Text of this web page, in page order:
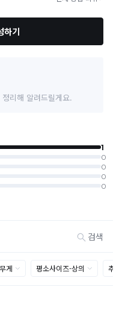
일 이내에만 가능합니다.(7일 이후는
사 반영이 되어 교환 및 반품이 불가
.
면 장여로 545(원부리 204-6번지)
이즈만 가능합니다.
발송 받아보셨어도 반품시에는 합포
지 않습니다.
신 상품이 반송지로 입고된 후 요청하
한 반품은 제품의 불량이 아닌 부분
리고 있습니다.
1:1게시판으로 신청해주시기 바랍니
손된 경우